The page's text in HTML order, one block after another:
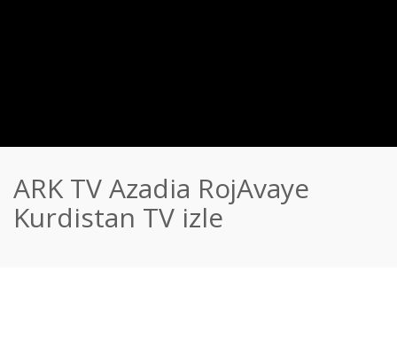
ARK TV Azadia RojAvaye
Kurdistan TV izle